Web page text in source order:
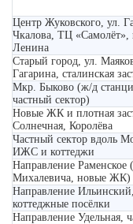
Центр Жуковского, ул.
Чкалова, ТЦ «Самолёт»,
Ленина
Старый город, ул.
Гагарина, сталинская
Мкр. Быково (ж/д
частный сектор)
Новые ЖК и плотная
Солнечная, Королёва
Частный сектор вдоль
ИЖС и коттеджи
Направление Раменское
Михалевича, новые ЖК)
Направление
коттеджные посёлки
Направление Удельная,